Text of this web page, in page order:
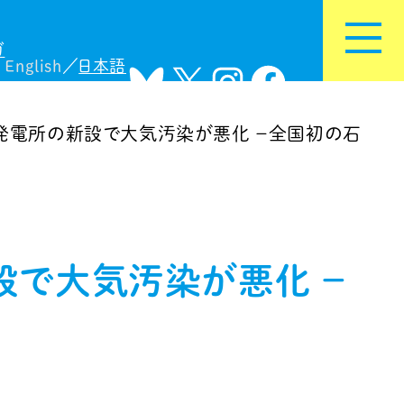
English
日本語Bluesky
X Instagram
Facebook
電所の新設で大気汚染が悪化 －全国初の石
で大気汚染が悪化 －